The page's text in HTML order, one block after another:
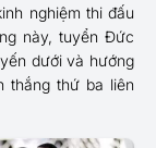
nghiệm thi đấu
này, tuyển Đức
dưới và hướng
thắng thứ ba liên